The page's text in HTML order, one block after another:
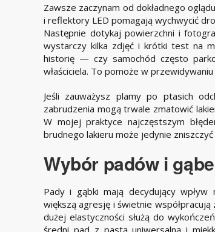
Zawsze zaczynam od dokładnego
i reflektory LED pomagają wychwycić
Następnie dotykaj powierzchni i
wystarczy kilka zdjęć i krótki test na
historię — czy samochód często
właściciela. To pomoże w
Jeśli zauważysz plamy po ptasich
zabrudzenia mogą trwale zmatowić
W mojej praktyce najczęstszym
brudnego lakieru może jedynie
Wybór padów i
Pady i gąbki mają decydujący
większą agresję i świetnie
dużej elastyczności służą do
średni pad z pastą uniwersalną i